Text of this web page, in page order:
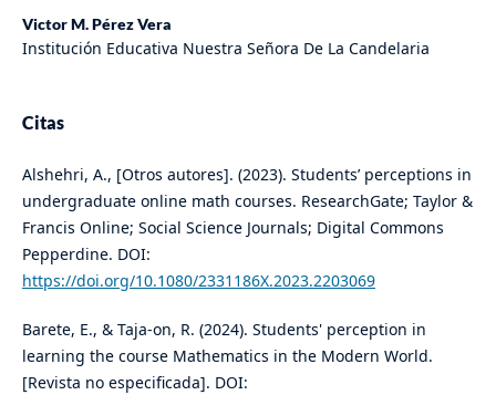
Victor M. Pérez Vera
Institución Educativa Nuestra Señora De La Candelaria
Citas
Alshehri, A., [Otros autores]. (2023). Students’ perceptions in
undergraduate online math courses. ResearchGate; Taylor &
Francis Online; Social Science Journals; Digital Commons
Pepperdine. DOI:
https://doi.org/10.1080/2331186X.2023.2203069
Barete, E., & Taja-on, R. (2024). Students' perception in
learning the course Mathematics in the Modern World.
[Revista no especificada]. DOI: